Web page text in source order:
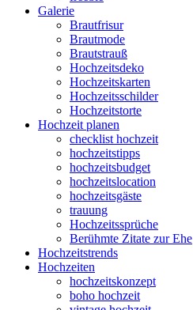
Galerie
Brautfrisur
Brautmode
Brautstrauß
Hochzeitsdeko
Hochzeitskarten
Hochzeitsschilder
Hochzeitstorte
Hochzeit planen
checklist hochzeit
hochzeitstipps
hochzeitsbudget
hochzeitslocation
hochzeitsgäste
trauung
Hochzeitssprüche
Berühmte Zitate zur Ehe
Hochzeitstrends
Hochzeiten
hochzeitskonzept
boho hochzeit